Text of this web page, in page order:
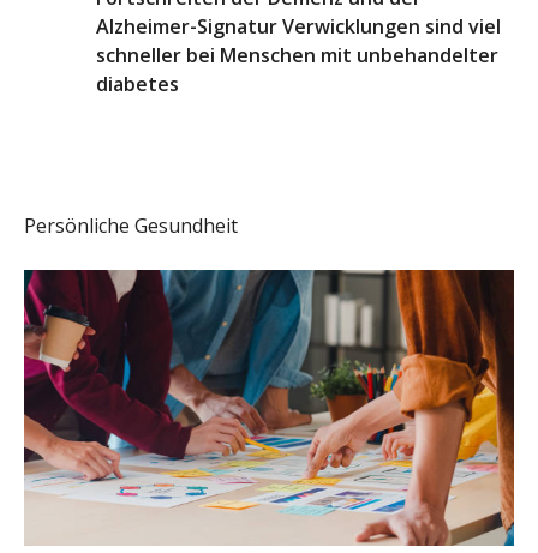
Alzheimer-Signatur Verwicklungen sind viel
schneller bei Menschen mit unbehandelter
diabetes
Persönliche Gesundheit